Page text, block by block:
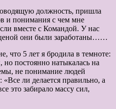
должность, пришла
и понимания с чем мне
вместе с Командой. У нас
они были заработаны……
что 5 лет я бродила в темноте:
но постоянно натыкалась на
не понимание людей
ли делается правильно, а
это забирало массу сил,